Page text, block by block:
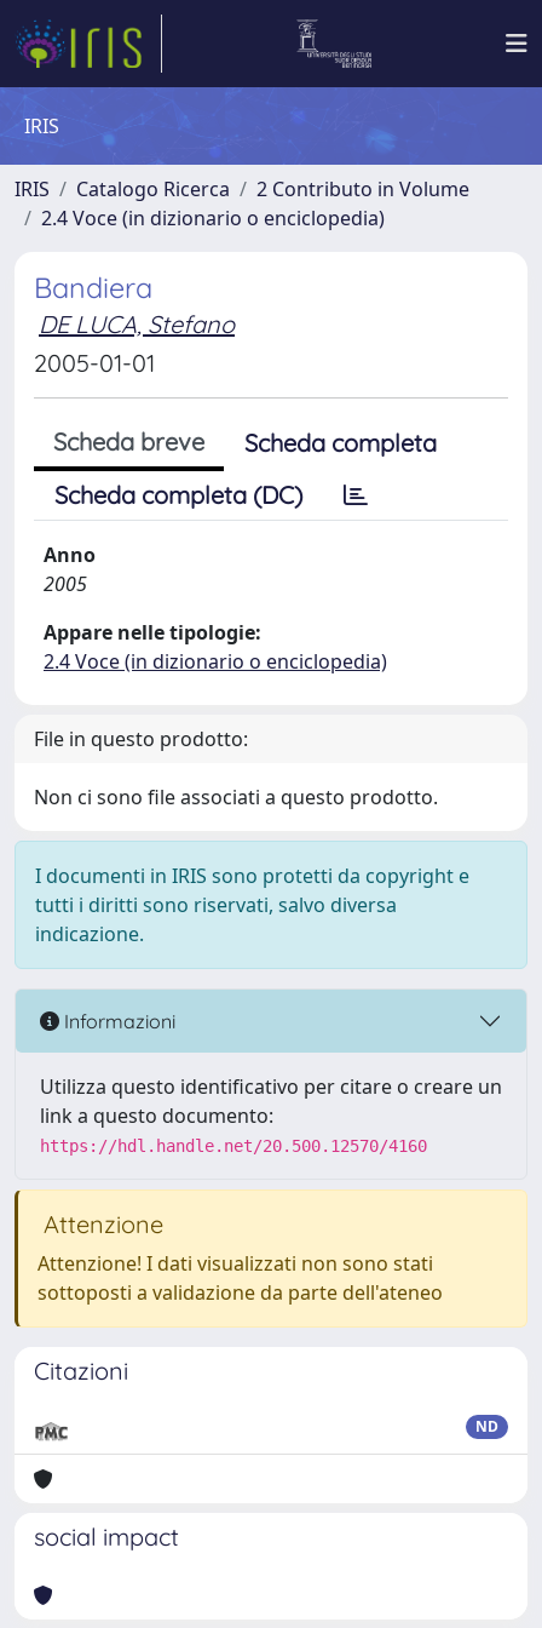
IRIS
IRIS Catalogo Ricerca
2 Contributo in Volume
2.4 Voce (in dizionario o enciclopedia)
Bandiera
DE LUCA, Stefano
2005-01-01
Scheda breve
Scheda completa
Scheda completa (DC)
Anno
2005
Appare nelle tipologie:
2.4 Voce (in dizionario o enciclopedia)
File in questo prodotto:
Non ci sono file associati a questo prodotto.
I documenti in IRIS sono protetti da copyright e
tutti i diritti sono riservati, salvo diversa
indicazione.
Informazioni
Utilizza questo identificativo per citare o creare un
link a questo documento:
https://hdl.handle.net/20.500.12570/4160
Attenzione
Attenzione! I dati visualizzati non sono stati
sottoposti a validazione da parte dell'ateneo
Citazioni
ND
social impact